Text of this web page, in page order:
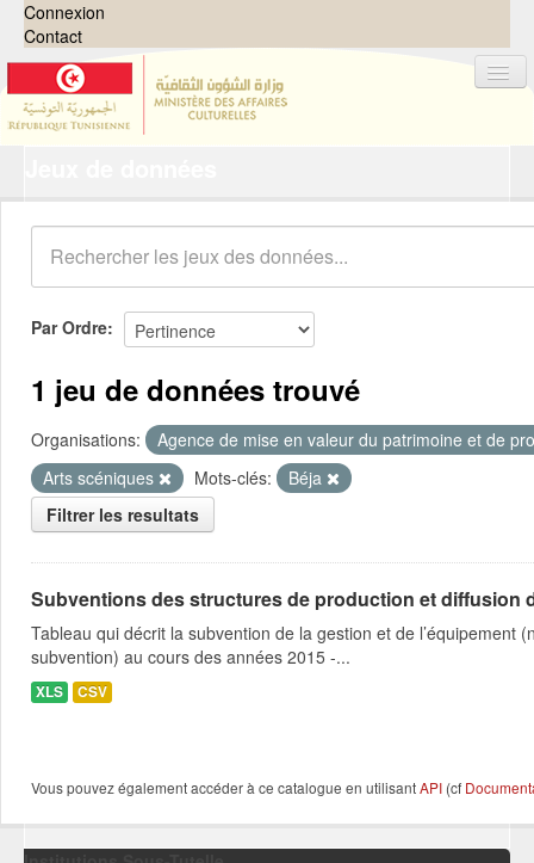
Connexion
Contact
Organisations
Groupes
Demandes 0
À propos
Par Ordre
1 jeu de données trouvé
Organisations:
Agence de mise en valeur du patrimoine et de
Arts scéniques
Mots-clés:
Béja
Filtrer les resultats
Subventions des structures de production et diffusion
Tableau qui décrit la subvention de la gestion et de
subvention) au cours des années 2015 -...
XLS CSV
Vous pouvez également accéder à ce catalogue en utilisantAPI (cf